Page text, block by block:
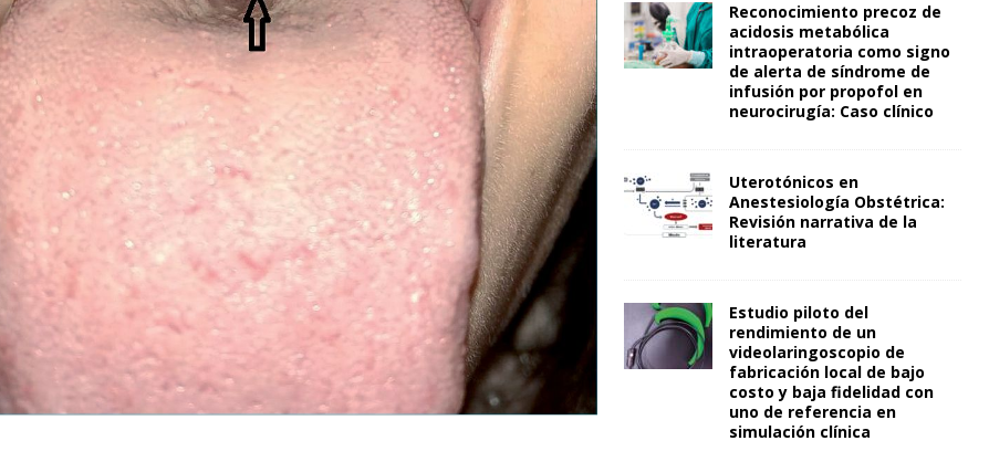
Reconocimiento precoz de
acidosis metabólica
intraoperatoria como signo
de alerta de síndrome de
infusión por propofol en
neurocirugía: Caso clínico
Uterotónicos en
Anestesiología Obstétrica:
Revisión narrativa de la
literatura
Estudio piloto del
rendimiento de un
videolaringoscopio de
fabricación local de bajo
costo y baja fidelidad con
uno de referencia en
simulación clínica